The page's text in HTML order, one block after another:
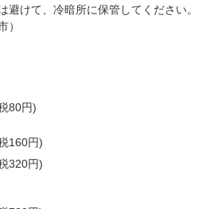
けて、冷暗所に保管してください。
）
80円)
160円)
320円)